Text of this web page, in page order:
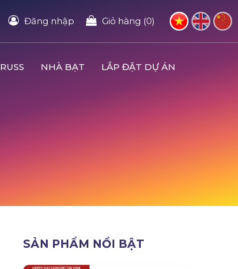
Đăng nhập Giỏ hàng (0)
NHÀ BẠT
LẮP ĐẶT DỰ ÁN
SẢN PHẨM NỔI BẬT